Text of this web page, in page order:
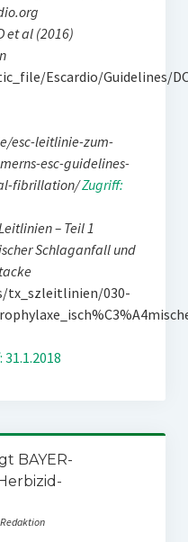
et al (2016)
Escardio/Guidelines/
esc-leitlinie-zum-
esc-guidelines-
fibrillation/Zugriff:
– Teil 1
Schlaganfall und
tx_szleitlinien/030-
BAYER-